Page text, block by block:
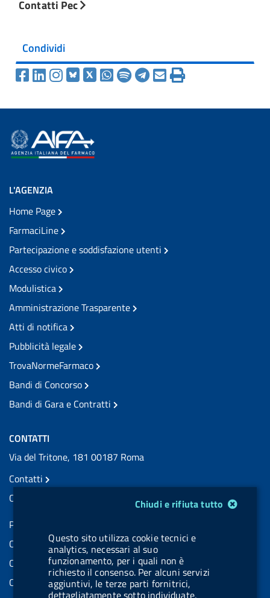
Contatti Pec
Condividi
Chiudi e rifiuta tutto
Questo sito utilizza cookie tecnici e
analytics, necessari al suo
funzionamento, per i quali non è
richiesto il consenso. Per alcuni servizi
aggiuntivi, le terze parti fornitrici,
dettagliatamente sotto individuate,
L'AGENZIA
Home Page
FarmaciLine
Partecipazione e soddisfazione utenti
Accesso civico
Modulistica
Amministrazione Trasparente
Atti di notifica
Pubblicità legale
TrovaNormeFarmaco
Bandi di Concorso
Bandi di Gara e Contratti
CONTATTI
Via del Tritone, 181 00187 Roma
Contatti
Contatti PEC
Partita IVA: 08703841000
Codice Fiscale: 97345810580
Codice IPA AIFA: aifa_rm
Codice IPA UCB: UFE1TR